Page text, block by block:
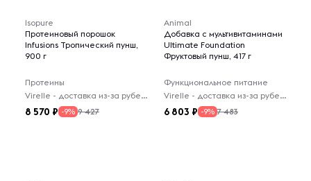
Isopure
Протеиновый порошок
Infusions Тропический пунш,
900 г
Протеины
Virelle - доставка из-за рубежа
8 570 -9% 9 427
Animal
Добавка с мультивитаминами
Ultimate Foundation
Фруктовый пунш, 417 г
Функциональное питание
Virelle - доставка из-за рубежа
6 803 -9% 7 483